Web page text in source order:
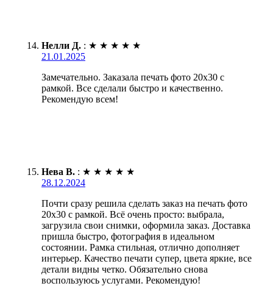
Нелли Д. : ★ ★ ★ ★ ★
21.01.2025
Замечательно. Заказала печать фото 20х30 с
рамкой. Все сделали быстро и качественно.
Рекомендую всем!
Нева В. : ★ ★ ★ ★ ★
28.12.2024
Почти сразу решила сделать заказ на печать фото
20х30 с рамкой. Всё очень просто: выбрала,
загрузила свои снимки, оформила заказ. Доставка
пришла быстро, фотография в идеальном
состоянии. Рамка стильная, отлично дополняет
интерьер. Качество печати супер, цвета яркие, все
детали видны четко. Обязательно снова
воспользуюсь услугами. Рекомендую!